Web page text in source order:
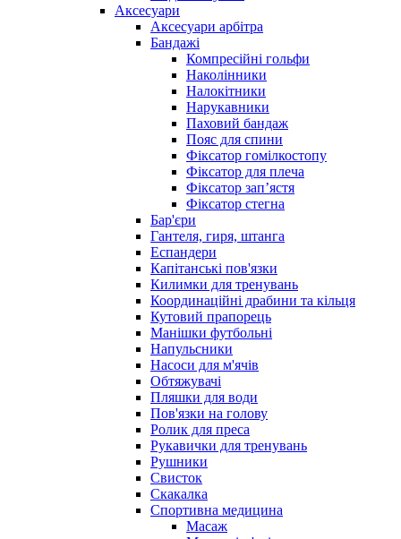
Аксесуари
Аксесуари арбітра
Бандажі
Компресійні гольфи
Наколінники
Налокітники
Нарукавники
Паховий бандаж
Пояс для спини
Фіксатор гомілкостопу
Фіксатор для плеча
Фіксатор запʼястя
Фіксатор стегна
Бар'єри
Гантеля, гиря, штанга
Еспандери
Капітанські пов'язки
Килимки для тренувань
Координаційні драбини та кільця
Кутовий прапорець
Манішки футбольні
Напульсники
Насоси для м'ячів
Обтяжувачі
Пляшки для води
Пов'язки на голову
Ролик для преса
Рукавички для тренувань
Рушники
Свисток
Скакалка
Спортивна медицина
Масаж